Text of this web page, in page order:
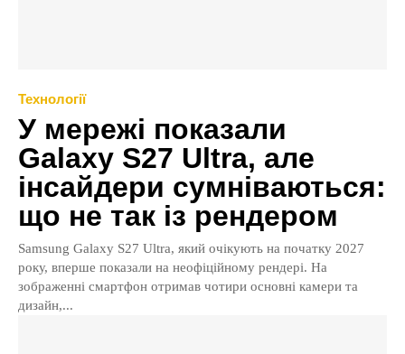
Технології
У мережі показали
Galaxy S27 Ultra, але
інсайдери сумніваються:
що не так із рендером
Samsung Galaxy S27 Ultra, який очікують на початку 2027
року, вперше показали на неофіційному рендері. На
зображенні смартфон отримав чотири основні камери та
дизайн,...